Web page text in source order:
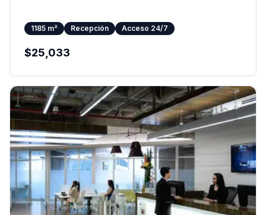
1185 m² Recepción Acceso 24/7
$25,033